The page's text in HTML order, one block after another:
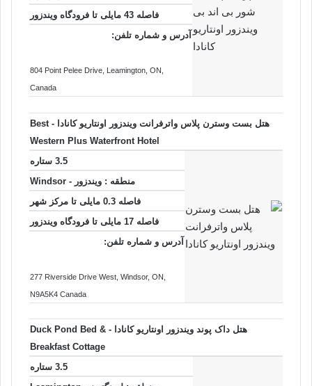
فاصله 43 مایلی تا فرودگاه ویندزور
آدرس و شماره تلفن:
804 Point Pelee Drive , Leamington , ON
Canada
هتل بست وسترن پلاس واترفرانت ویندزور اونتاریو کانادا - Best
Western Plus Waterfront Hotel
3.5 ستاره
منطقه : ویندزور - Windsor
فاصله 0.3 مایلی تا
مرکز شهر
فاصله 17 مایلی تا فرودگاه ویندزور
آدرس و شماره تلفن:
277 Riverside Drive West , Windsor, ON
N9A5K4 Canada
هتل داک پوند ویندزور اونتاریو کانادا - Duck Pond Bed &
Breakfast Cottage
3.5 ستاره